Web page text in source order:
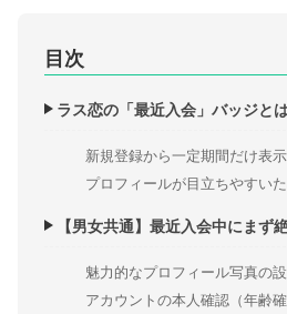
目次
ラス恋の「最近入会」バッジと
新規登録から一定期間だけ表
プロフィールが目立ちやすい
【男女共通】最近入会中にまず
魅力的なプロフィール写真の
アカウントの本人確認（年齢